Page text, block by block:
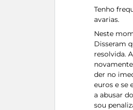
Tenho
avarias.
Neste
Disseram
resolvida.
der no
euros e se
a abusar
sou